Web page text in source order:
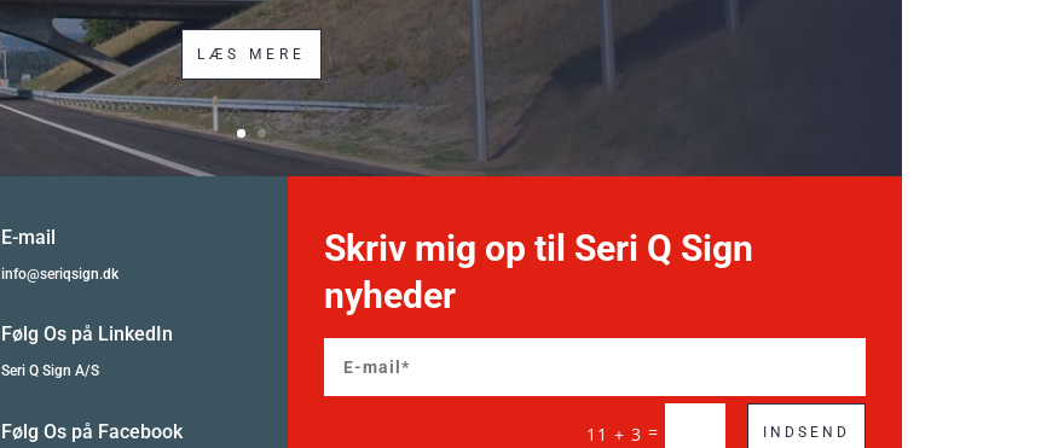
LÆS MERE
E-mail
info@seriqsign.dk
Følg Os på LinkedIn
Seri Q Sign A/S
Følg Os på Facebook
Skriv mig op til Seri Q Sign
nyheder
11 + 3 = INDSEND